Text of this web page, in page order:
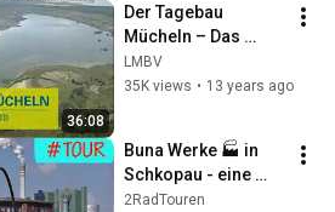
zurückkam
36:08
Der Tagebau
Mücheln – Das
Geiseltal im Wandel
(2003)
LMBV
35K views • 13 years ago
Buna Werke 🏭 in
Schkopau - eine
Suche 🔍 nach
2RadTouren